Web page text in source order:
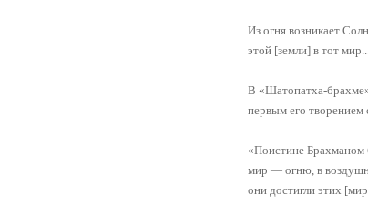
Из огня возникает
этой [земли] в тот
В «Шатопатха-
первым его творением
«Поистине Брахманом
мир — огню, в
они достигли этих